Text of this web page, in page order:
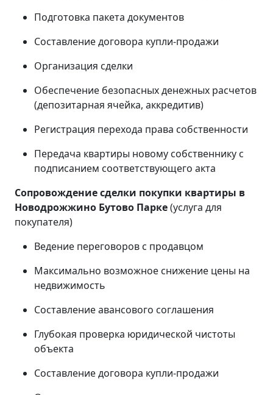
Подготовка пакета документов
Составление договора купли-продажи
Организация сделки
Обеспечение безопасных денежных расчетов
(депозитарная ячейка, аккредитив)
Регистрация перехода права собственности
Передача квартиры новому собственнику с
подписанием соответствующего акта
Сопровождение сделки покупки квартиры в
Новодрожжино Бутово Парке(услуга для
покупателя)
Ведение переговоров с продавцом
Максимально возможное снижение цены на
недвижимость
Составление авансового соглашения
Глубокая проверка юридической чистоты
объекта
Составление договора купли-продажи